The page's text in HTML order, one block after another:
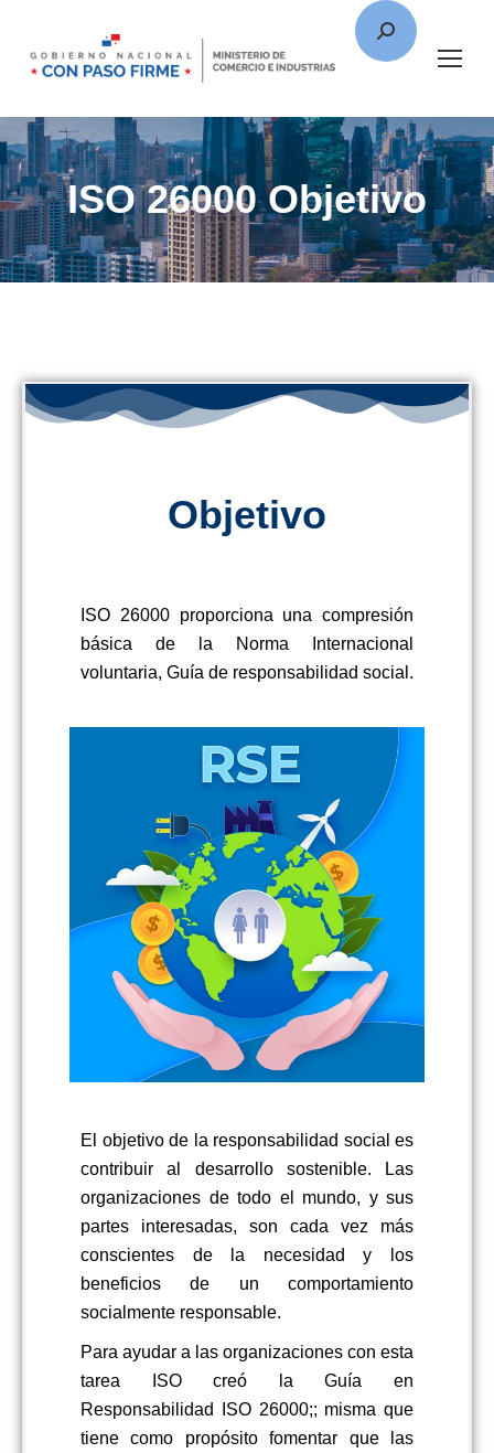
ISO 26000 Objetivo
Objetivo
ISO 26000 proporciona una compresión
básica de la Norma Internacional
voluntaria, Guía de responsabilidad social.
El objetivo de la responsabilidad social es
contribuir al desarrollo sostenible. Las
organizaciones de todo el mundo, y sus
partes interesadas, son cada vez más
conscientes de la necesidad y los
beneficios de un comportamiento
socialmente responsable.
Para ayudar a las organizaciones con esta
tarea ISO creó la Guía en
Responsabilidad ISO 26000;; misma que
tiene como propósito fomentar que las